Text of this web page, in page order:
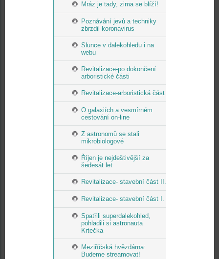
Mráz je tady, zima se blíží!
Poznávání jevů a techniky
zbrzdil koronavirus
Slunce v dalekohledu i na
webu
Revitalizace-po dokončení
arboristické části
Revitalizace-arboristická část
O galaxiích a vesmírném
cestování on-line
Z astronomů se stali
mikrobiologové
Říjen je nejdeštivější za
šedesát let
Revitalizace- stavební část II.
Revitalizace- stavební část I.
Spatřili superdalekohled,
pohladili si astronauta
Krtečka
Meziříčská hvězdárna:
Budeme streamovat!